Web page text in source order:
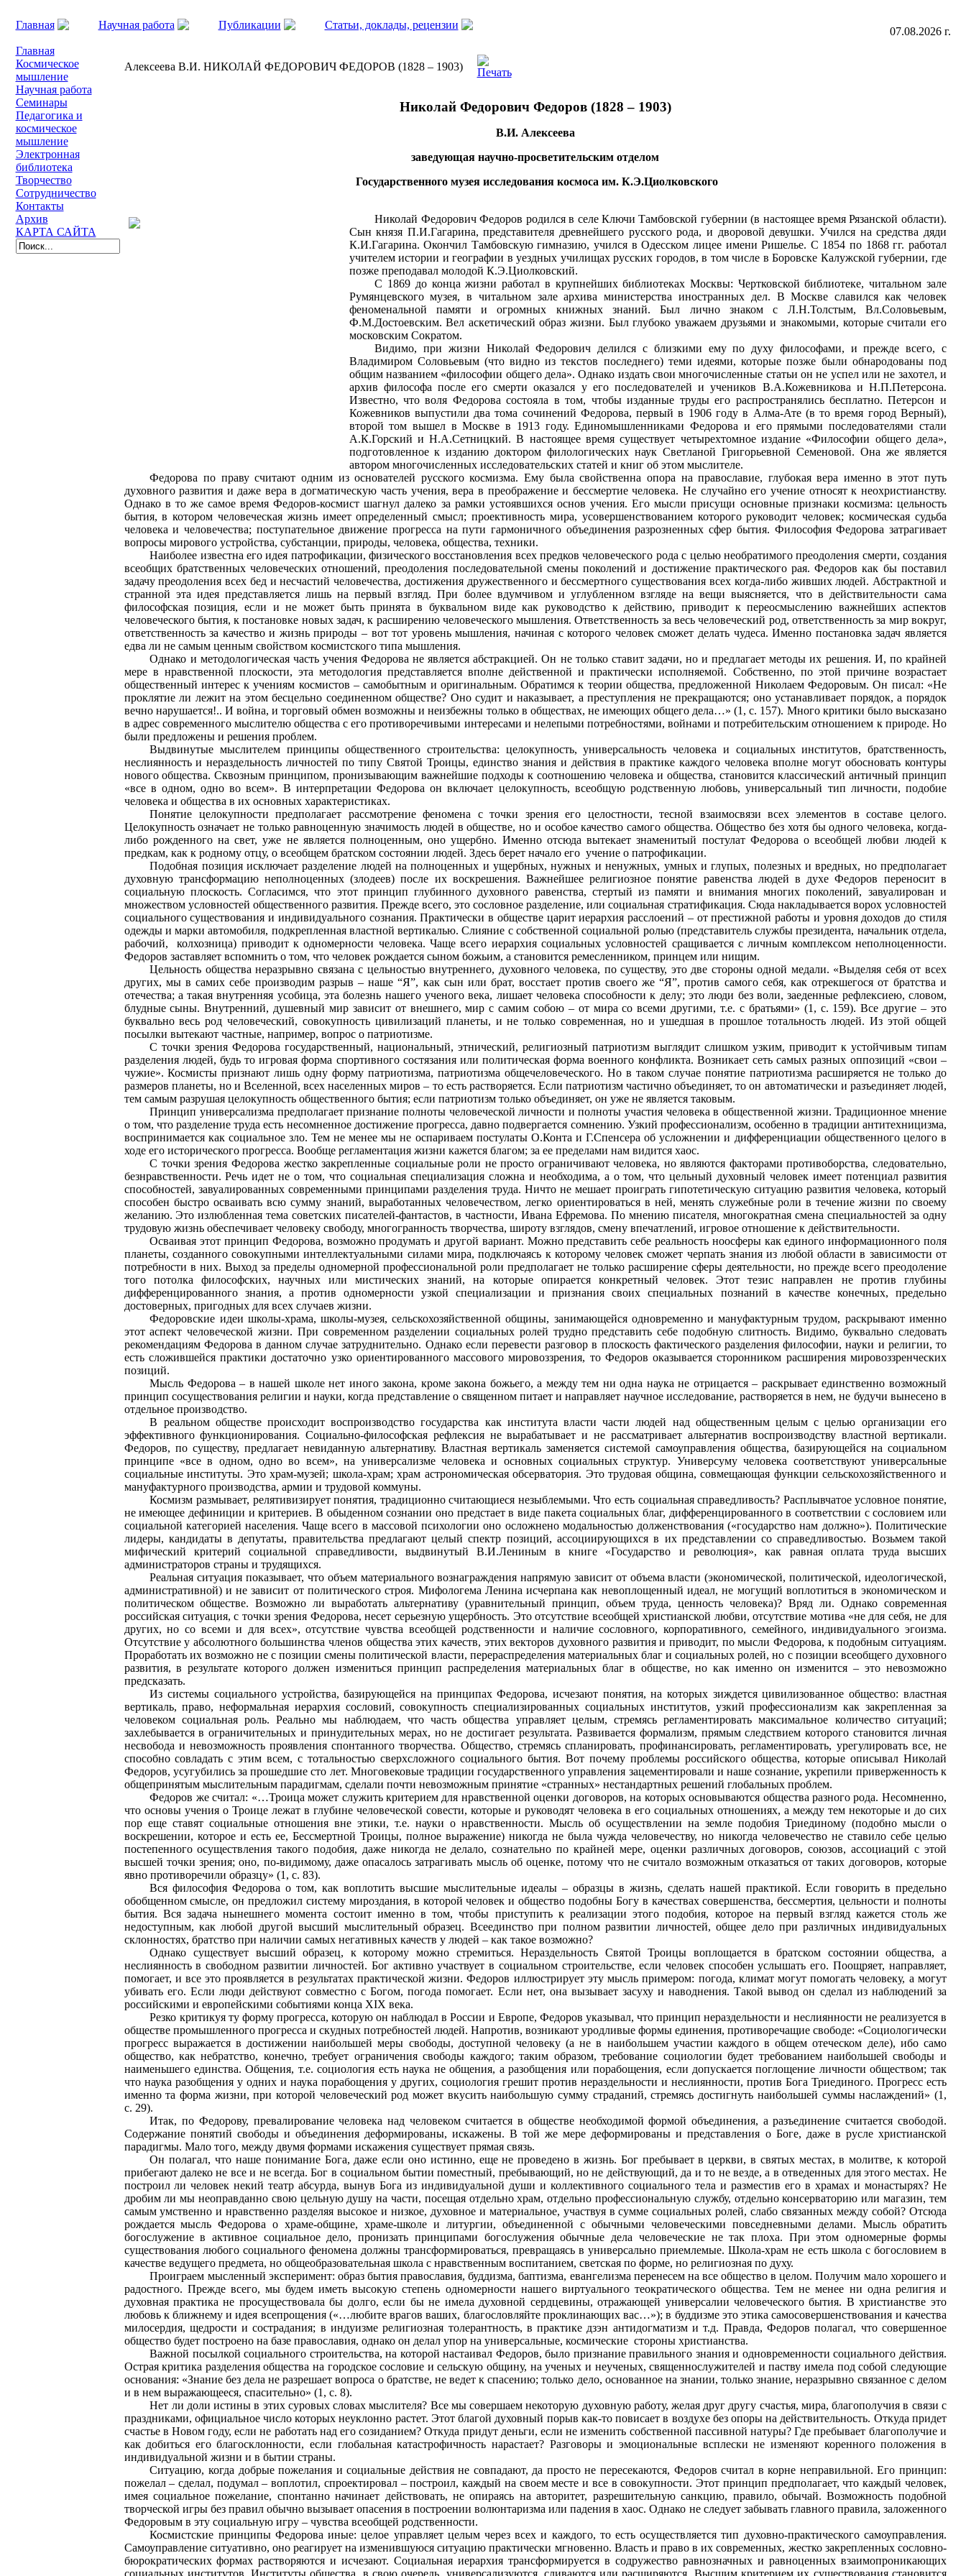
Главная Научная работа Публикации Статьи, доклады, рецензии
07.08.2026 г.
Главная
Космическое
мышление
Научная работа
Семинары
Педагогика и
космическое
мышление
Электронная
библиотека
Творчество
Сотрудничество
Контакты
Архив
КАРТА САЙТА
Алексеева В.И. НИКОЛАЙ ФЕДОРОВИЧ ФЕДОРОВ (1828 – 1903)
Николай Федорович Федоров (1828 – 1903)
В.И. Алексеева
заведующая научно-просветительским отделом
Государственного музея исследования космоса им. К.Э.Циолковского
Николай Федорович Федоров родился в селе Ключи Тамбовской губернии (в настоящее время Рязанской области).
Сын князя П.И.Гагарина, представителя древнейшего русского рода, и дворовой девушки. Учился на средства дяди
К.И.Гагарина. Окончил Тамбовскую гимназию, учился в Одесском лицее имени Ришелье. С 1854 по 1868 гг. работал
учителем истории и географии в уездных училищах русских городов, в том числе в Боровске Калужской губернии, где
позже преподавал молодой К.Э.Циолковский.
С 1869 до конца жизни работал в крупнейших библиотеках Москвы: Чертковской библиотеке, читальном зале
Румянцевского музея, в читальном зале архива министерства иностранных дел. В Москве славился как человек
феноменальной памяти и огромных книжных знаний. Был лично знаком с Л.Н.Толстым, Вл.Соловьевым,
Ф.М.Достоевским. Вел аскетический образ жизни. Был глубоко уважаем друзьями и знакомыми, которые считали его
московским Сократом.
Видимо, при жизни Николай Федорович делился с близкими ему по духу философами, и прежде всего, с
Владимиром Соловьевым (что видно из текстов последнего) теми идеями, которые позже были обнародованы под
общим названием «философии общего дела». Однако издать свои многочисленные статьи он не успел или не захотел, и
архив философа после его смерти оказался у его последователей и учеников В.А.Кожевникова и Н.П.Петерсона.
Известно, что воля Федорова состояла в том, чтобы изданные труды его распространялись бесплатно. Петерсон и
Кожевников выпустили два тома сочинений Федорова, первый в 1906 году в Алма-Ате (в то время город Верный),
второй том вышел в Москве в 1913 году. Единомышленниками Федорова и его прямыми последователями стали
А.К.Горский и Н.А.Сетницкий. В настоящее время существует четырехтомное издание «Философии общего дела»,
подготовленное к изданию доктором филологических наук Светланой Григорьевной Семеновой. Она же является
автором многочисленных исследовательских статей и книг об этом мыслителе.
Федорова по праву считают одним из основателей русского космизма. Ему была свойственна опора на православие, глубокая вера именно в этот путь
духовного развития и даже вера в догматическую часть учения, вера в преображение и бессмертие человека. Не случайно его учение относят к неохристианству.
Однако в то же самое время Федоров-космист шагнул далеко за рамки устоявшихся основ учения. Его мысли присущи основные признаки космизма: цельность
бытия, в котором человеческая жизнь имеет определенный смысл; проективность мира, усовершенствованием которого руководит человек; космическая судьба
человека и человечества; поступательное движение прогресса на пути гармоничного объединения разрозненных сфер бытия. Философия Федорова затрагивает
вопросы мирового устройства, субстанции, природы, человека, общества, техники.
Наиболее известна его идея патрофикации, физического восстановления всех предков человеческого рода с целью необратимого преодоления смерти, создания
всеобщих братственных человеческих отношений, преодоления последовательной смены поколений и достижение практического рая. Федоров как бы поставил
задачу преодоления всех бед и несчастий человечества, достижения дружественного и бессмертного существования всех когда-либо живших людей. Абстрактной и
странной эта идея представляется лишь на первый взгляд. При более вдумчивом и углубленном взгляде на вещи выясняется, что в действительности сама
философская позиция, если и не может быть принята в буквальном виде как руководство к действию, приводит к переосмыслению важнейших аспектов
человеческого бытия, к постановке новых задач, к расширению человеческого мышления. Ответственность за весь человеческий род, ответственность за мир вокруг,
ответственность за качество и жизнь природы – вот тот уровень мышления, начиная с которого человек сможет делать чудеса. Именно постановка задач является
едва ли не самым ценным свойством космистского типа мышления.
Однако и методологическая часть учения Федорова не является абстракцией. Он не только ставит задачи, но и предлагает методы их решения. И, по крайней
мере в нравственной плоскости, эта методология представляется вполне действенной и практически исполняемой. Собственно, по этой причине возрастает
общественный интерес к учениям космистов – самобытным и оригинальным. Обратимся к теории общества, предложенной Николаем Федоровым. Он писал: «Не
проклятие ли лежит на этом бесцельно соединенном обществе? Оно судит и наказывает, а преступления не прекращаются; оно устанавливает порядок, а порядок
вечно нарушается!.. И война, и торговый обмен возможны и неизбежны только в обществах, не имеющих общего дела…» (1, с. 157). Много критики было высказано
в адрес современного мыслителю общества с его противоречивыми интересами и нелепыми потребностями, войнами и потребительским отношением к природе. Но
были предложены и решения проблем.
Выдвинутые мыслителем принципы общественного строительства: целокупность, универсальность человека и социальных институтов, братственность,
неслиянность и нераздельность личностей по типу Святой Троицы, единство знания и действия в практике каждого человека вполне могут обосновать контуры
нового общества. Сквозным принципом, пронизывающим важнейшие подходы к соотношению человека и общества, становится классический античный принцип
«все в одном, одно во всем». В интерпретации Федорова он включает целокупность, всеобщую родственную любовь, универсальный тип личности, подобие
человека и общества в их основных характеристиках.
Понятие целокупности предполагает рассмотрение феномена с точки зрения его целостности, тесной взаимосвязи всех элементов в составе целого.
Целокупность означает не только равноценную значимость людей в обществе, но и особое качество самого общества. Общество без хотя бы одного человека, когда-
либо рожденного на свет, уже не является полноценным, оно ущербно. Именно отсюда вытекает знаменитый постулат Федорова о всеобщей любви людей к
предкам, как к родному отцу, о всеобщем братском состоянии людей. Здесь берет начало его учение о патрофикации.
Подобная позиция исключает разделение людей на полноценных и ущербных, нужных и ненужных, умных и глупых, полезных и вредных, но предполагает
духовную трансформацию неполноценных (злодеев) после их воскрешения. Важнейшее религиозное понятие равенства людей в духе Федоров переносит в
социальную плоскость. Согласимся, что этот принцип глубинного духовного равенства, стертый из памяти и внимания многих поколений, завуалирован и
множеством условностей общественного развития. Прежде всего, это сословное разделение, или социальная стратификация. Сюда накладывается ворох условностей
социального существования и индивидуального сознания. Практически в обществе царит иерархия расслоений – от престижной работы и уровня доходов до стиля
одежды и марки автомобиля, подкрепленная властной вертикалью. Слияние с собственной социальной ролью (представитель службы президента, начальник отдела,
рабочий,
колхозница) приводит к одномерности человека. Чаще всего иерархия социальных условностей сращивается с личным комплексом неполноценности.
Федоров заставляет вспомнить о том, что человек рождается сыном божьим, а становится ремесленником, принцем или нищим.
Цельность общества неразрывно связана с цельностью внутреннего, духовного человека, по существу, это две стороны одной медали. «Выделяя себя от всех
других, мы в самих себе производим разрыв – наше “Я”, как сын или брат, восстает против своего же “Я”, против самого себя, как отрекшегося от братства и
отечества; а такая внутренняя усобица, эта болезнь нашего ученого века, лишает человека способности к делу; это люди без воли, заеденные рефлексиею, словом,
блудные сыны. Внутренний, душевный мир зависит от внешнего, мир с самим собою – от мира со всеми другими, т.е. с братьями» (1, с. 159). Все другие – это
буквально весь род человеческий, совокупность цивилизаций планеты, и не только современная, но и ушедшая в прошлое тотальность людей. Из этой общей
посылки вытекают частные, например, вопрос о патриотизме.
С точки зрения Федорова государственный, национальный, этнический, религиозный патриотизм выглядит слишком узким, приводит к устойчивым типам
разделения людей, будь то игровая форма спортивного состязания или политическая форма военного конфликта. Возникает сеть самых разных оппозиций «свои –
чужие». Космисты признают лишь одну форму патриотизма, патриотизма общечеловеческого. Но в таком случае понятие патриотизма расширяется не только до
размеров планеты, но и Вселенной, всех населенных миров – то есть растворяется. Если патриотизм частично объединяет, то он автоматически и разъединяет людей,
тем самым разрушая целокупность общественного бытия; если патриотизм только объединяет, он уже не является таковым.
Принцип универсализма предполагает признание полноты человеческой личности и полноты участия человека в общественной жизни. Традиционное мнение
о том, что разделение труда есть несомненное достижение прогресса, давно подвергается сомнению. Узкий профессионализм, особенно в традиции антитехницизма,
воспринимается как социальное зло. Тем не менее мы не оспариваем постулаты О.Конта и Г.Спенсера об усложнении и дифференциации общественного целого в
ходе его исторического прогресса. Вообще регламентация жизни кажется благом; за ее пределами нам видится хаос.
С точки зрения Федорова жестко закрепленные социальные роли не просто ограничивают человека, но являются факторами противоборства, следовательно,
безнравственности. Речь идет не о том, что социальная специализация сложна и необходима, а о том, что цельный духовный человек имеет потенциал развития
способностей, завуалированных современными принципами разделения труда. Ничто не мешает проиграть гипотетическую ситуацию развития человека, который
способен быстро осваивать всю сумму знаний, выработанных человечеством, легко ориентироваться в ней, менять служебные роли в течение жизни по своему
желанию. Это излюбленная тема советских писателей-фантастов, в частности, Ивана Ефремова. По мнению писателя, многократная смена специальностей за одну
трудовую жизнь обеспечивает человеку свободу, многогранность творчества, широту взглядов, смену впечатлений, игровое отношение к действительности.
Осваивая этот принцип Федорова, возможно продумать и другой вариант. Можно представить себе реальность ноосферы как единого информационного поля
планеты, созданного совокупными интеллектуальными силами мира, подключаясь к которому человек сможет черпать знания из любой области в зависимости от
потребности в них. Выход за пределы одномерной профессиональной роли предполагает не только расширение сферы деятельности, но прежде всего преодоление
того потолка философских, научных или мистических знаний, на которые опирается конкретный человек. Этот тезис направлен не против глубины
дифференцированного знания, а против одномерности узкой специализации и признания своих специальных познаний в качестве конечных, предельно
достоверных, пригодных для всех случаев жизни.
Федоровские идеи школы-храма, школы-музея, сельскохозяйственной общины, занимающейся одновременно и мануфактурным трудом, раскрывают именно
этот аспект человеческой жизни. При современном разделении социальных ролей трудно представить себе подобную слитность. Видимо, буквально следовать
рекомендациям Федорова в данном случае затруднительно. Однако если перевести разговор в плоскость фактического разделения философии, науки и религии, то
есть сложившейся практики достаточно узко ориентированного массового мировоззрения, то Федоров оказывается сторонником расширения мировоззренческих
позиций.
Мысль Федорова – в нашей школе нет иного закона, кроме закона божьего, а между тем ни одна наука не отрицается – раскрывает единственно возможный
принцип сосуществования религии и науки, когда представление о священном питает и направляет научное исследование, растворяется в нем, не будучи вынесено в
отдельное производство.
В реальном обществе происходит воспроизводство государства как института власти части людей над общественным целым с целью организации его
эффективного функционирования. Социально-философская рефлексия не вырабатывает и не рассматривает альтернатив воспроизводству властной вертикали.
Федоров, по существу, предлагает невиданную альтернативу. Властная вертикаль заменяется системой самоуправления общества, базирующейся на социальном
принципе «все в одном, одно во всем», на универсализме человека и основных социальных структур. Универсуму человека соответствуют универсальные
социальные институты. Это храм-музей; школа-храм; храм астрономическая обсерватория. Это трудовая община, совмещающая функции сельскохозяйственного и
мануфактурного производства, армии и трудовой коммуны.
Космизм размывает, релятивизирует понятия, традиционно считающиеся незыблемыми. Что есть социальная справедливость? Расплывчатое условное понятие,
не имеющее дефиниции и критериев. В обыденном сознании оно предстает в виде пакета социальных благ, дифференцированного в соответствии с сословием или
социальной категорией населения. Чаще всего в массовой психологии оно осложнено модальностью долженствования («государство нам должно»). Политические
лидеры, кандидаты в депутаты, правительства предлагают целый спектр позиций, ассоциирующихся в их представлении со справедливостью. Возьмем такой
мифический критерий социальной справедливости, выдвинутый В.И.Лениным в книге «Государство и революция», как равная оплата труда высших
администраторов страны и трудящихся.
Реальная ситуация показывает, что объем материального вознаграждения напрямую зависит от объема власти (экономической, политической, идеологической,
административной) и не зависит от политического строя. Мифологема Ленина исчерпана как невоплощенный идеал, не могущий воплотиться в экономическом и
политическом обществе. Возможно ли выработать альтернативу (уравнительный принцип, объем труда, ценность человека)? Вряд ли. Однако современная
российская ситуация, с точки зрения Федорова, несет серьезную ущербность. Это отсутствие всеобщей христианской любви, отсутствие мотива «не для себя, не для
других, но со всеми и для всех», отсутствие чувства всеобщей родственности и наличие сословного, корпоративного, семейного, индивидуального эгоизма.
Отсутствие у абсолютного большинства членов общества этих качеств, этих векторов духовного развития и приводит, по мысли Федорова, к подобным ситуациям.
Проработать их возможно не с позиции смены политической власти, перераспределения материальных благ и социальных ролей, но с позиции всеобщего духовного
развития, в результате которого должен измениться принцип распределения материальных благ в обществе, но как именно он изменится – это невозможно
предсказать.
Из системы социального устройства, базирующейся на принципах Федорова, исчезают понятия, на которых зиждется цивилизованное общество: властная
вертикаль, право, неформальная иерархия сословий, совокупность специализированных социальных институтов, узкий профессионализм как закрепленная за
человеком социальная роль. Реально мы наблюдаем, что часть общества управляет целым, стремясь регламентировать максимальное количество ситуаций;
захлебывается в ограничительных и принудительных мерах, но не достигает результата. Развивается формализм, прямым следствием которого становится личная
несвобода и невозможность проявления спонтанного творчества. Общество, стремясь спланировать, профинансировать, регламентировать, урегулировать все, не
способно совладать с этим всем, с тотальностью сверхсложного социального бытия. Вот почему проблемы российского общества, которые описывал Николай
Федоров, усугубились за прошедшие сто лет. Многовековые традиции государственного управления зацементировали и наше сознание, укрепили приверженность к
общепринятым мыслительным парадигмам, сделали почти невозможным принятие «странных» нестандартных решений глобальных проблем.
Федоров же считал: «…Троица может служить критерием для нравственной оценки договоров, на которых основываются общества разного рода. Несомненно,
что основы учения о Троице лежат в глубине человеческой совести, которые и руководят человека в его социальных отношениях, а между тем некоторые и до сих
пор еще ставят социальные отношения вне этики, т.е. науки о нравственности. Мысль об осуществлении на земле подобия Триединому (подобно мысли о
воскрешении, которое и есть ее, Бессмертной Троицы, полное выражение) никогда не была чужда человечеству, но никогда человечество не ставило себе целью
постепенного осуществления такого подобия, даже никогда не делало, сознательно по крайней мере, оценки различных договоров, союзов, ассоциаций с этой
высшей точки зрения; оно, по-видимому, даже опасалось затрагивать мысль об оценке, потому что не считало возможным отказаться от таких договоров, которые
явно противоречили образцу» (1, с. 83).
Вся философия Федорова о том, как воплотить высшие мыслительные идеалы – образцы в жизнь, сделать нашей практикой. Если говорить в предельно
обобщенном смысле, он предложил систему мироздания, в которой человек и общество подобны Богу в качествах совершенства, бессмертия, цельности и полноты
бытия. Вся задача нынешнего момента состоит именно в том, чтобы приступить к реализации этого подобия, которое на первый взгляд кажется столь же
недоступным, как любой другой высший мыслительный образец. Всеединство при полном развитии личностей, общее дело при различных индивидуальных
склонностях, братство при наличии самых негативных качеств у людей – как такое возможно?
Однако существует высший образец, к которому можно стремиться. Нераздельность Святой Троицы воплощается в братском состоянии общества, а
неслиянность в свободном развитии личностей. Бог активно участвует в социальном строительстве, если человек способен услышать его. Поощряет, направляет,
помогает, и все это проявляется в результатах практической жизни. Федоров иллюстрирует эту мысль примером: погода, климат могут помогать человеку, а могут
убивать его. Если люди действуют совместно с Богом, погода помогает. Если нет, она вызывает засуху и наводнения. Такой вывод он сделал из наблюдений за
российскими и европейскими событиями конца XIX века.
Резко критикуя ту форму прогресса, которую он наблюдал в России и Европе, Федоров указывал, что принцип нераздельности и неслиянности не реализуется в
обществе промышленного прогресса и скудных потребностей людей. Напротив, возникают уродливые формы единения, противоречащие свободе: «Социологически
прогресс выражается в достижении наибольшей меры свободы, доступной человеку (а не в наибольшем участии каждого в общем отеческом деле), ибо само
общество, как небратство, конечно, требует ограничения свободы каждого; таким образом, требование социологии будет требованием наибольшей свободы и
наименьшего единства. Общения, т.е. социология есть наука не общения, а разобщения или порабощения, если допускается поглощение личности обществом; так
что наука разобщения у одних и наука порабощения у других, социология грешит против нераздельности и неслиянности, против Бога Триединого. Прогресс есть
именно та форма жизни, при которой человеческий род может вкусить наибольшую сумму страданий, стремясь достигнуть наибольшей суммы наслаждений» (1,
с. 29).
Итак, по Федорову, превалирование человека над человеком считается в обществе необходимой формой объединения, а разъединение считается свободой.
Содержание понятий свободы и объединения деформированы, искажены. В той же мере деформированы и представления о Боге, даже в русле христианской
парадигмы. Мало того, между двумя формами искажения существует прямая связь.
Он полагал, что наше понимание Бога, даже если оно истинно, еще не проведено в жизнь. Бог пребывает в церкви, в святых местах, в молитве, к которой
прибегают далеко не все и не всегда. Бог в социальном бытии поместный, пребывающий, но не действующий, да и то не везде, а в отведенных для этого местах. Не
построил ли человек некий театр абсурда, вынув Бога из индивидуальной души и коллективного социального тела и разместив его в храмах и монастырях? Не
дробим ли мы неоправданно свою цельную душу на части, посещая отдельно храм, отдельно профессиональную службу, отдельно консерваторию или магазин, тем
самым умственно и нравственно разделяя высокое и низкое, духовное и материальное, участвуя в сумме социальных ролей, слабо связанных между собой? Отсюда
рождается мысль Федорова о храме-общине, храме-школе и литургии, объединенной с обычными человеческими повседневными делами. Мысль обратить
богослужение в активное социальное дело, пронизать принципами богослужения обычные дела человеческие не так плоха. При этом одномерные формы
существования любого социального феномена должны трансформироваться, превращаясь в универсально приемлемые. Школа-храм не есть школа с богословием в
качестве ведущего предмета, но общеобразовательная школа с нравственным воспитанием, светская по форме, но религиозная по духу.
Проиграем мысленный эксперимент: образ бытия православия, буддизма, баптизма, евангелизма перенесем на все общество в целом. Получим мало хорошего и
радостного. Прежде всего, мы будем иметь высокую степень одномерности нашего виртуального теократического общества. Тем не менее ни одна религия и
духовная практика не просуществовала бы долго, если бы не имела духовной сердцевины, отражающей универсалии человеческого бытия. В христианстве это
любовь к ближнему и идея всепрощения («…любите врагов ваших, благословляйте проклинающих вас…»); в буддизме это этика самосовершенствования и качества
милосердия, щедрости и сострадания; в индуизме религиозная толерантность, в практике дзэн антидогматизм и т.д. Правда, Федоров полагал, что совершенное
общество будет построено на базе православия, однако он делал упор на универсальные, космические стороны христианства.
Важной посылкой социального строительства, на которой настаивал Федоров, было признание правильного знания и одновременности социального действия.
Острая критика разделения общества на городское сословие и сельскую общину, на ученых и неученых, священнослужителей и паству имела под собой следующие
основания: «Знание без дела не разрешает вопроса о братстве, не ведет к спасению; только дело, основанное на знании, только знание, неразрывно связанное с делом
и в нем выражающееся, спасительно» (1, с. 8).
Нет ли доли истины в этих суровых словах мыслителя? Все мы совершаем некоторую духовную работу, желая друг другу счастья, мира, благополучия в связи с
праздниками, официальное число которых неуклонно растет. Этот благой духовный порыв как-то повисает в воздухе без опоры на действительность. Откуда придет
счастье в Новом году, если не работать над его созиданием? Откуда придут деньги, если не изменить собственной пассивной натуры? Где пребывает благополучие и
как добиться его благосклонности, если глобальная катастрофичность нарастает? Разговоры и эмоциональные всплески не изменяют коренного положения в
индивидуальной жизни и в бытии страны.
Ситуацию, когда добрые пожелания и социальные действия не совпадают, да просто не пересекаются, Федоров считал в корне неправильной. Его принцип:
пожелал – сделал, подумал – воплотил, спроектировал – построил, каждый на своем месте и все в совокупности. Этот принцип предполагает, что каждый человек,
имея социальное пожелание, спонтанно начинает действовать, не опираясь на авторитет, разрешительную санкцию, правило, обычай. Возможность подобной
творческой игры без правил обычно вызывает опасения в построении волюнтаризма или падения в хаос. Однако не следует забывать главного правила, заложенного
Федоровым в эту социальную игру – чувства всеобщей родственности.
Космистские принципы Федорова иные: целое управляет целым через всех и каждого, то есть осуществляется тип духовно-практического самоуправления.
Самоуправление ситуативно, оно реагирует на изменившуюся ситуацию практически мгновенно. Власть и право в их современных, жестко закрепленных сословно-
бюрократических формах растворяются и исчезают. Социальная иерархия трансформируется в содружество равнозначных и равноценных взаимопроникающих
социальных институтов. Институты общества, в свою очередь, универсализуются, сливаются или расширяются. Высшим критерием их существования становится